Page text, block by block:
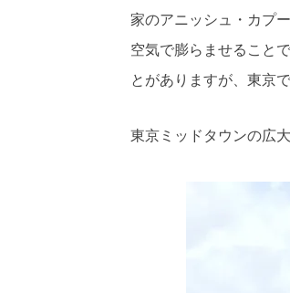
家のアニッシュ・カプ
空気で膨らませること
とがありますが、東京
東京ミッドタウンの広